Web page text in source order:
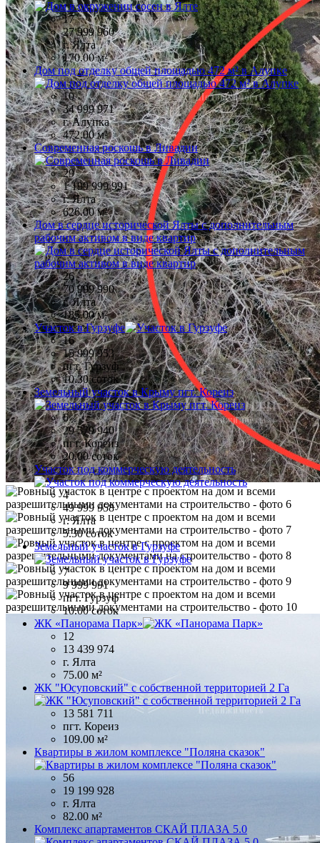
17
27 999 960
г. Ялта
170.00 м²
Дом под отделку общей площадью 472 м² в Алупке
10
34 999 971
г. Алупка
472.00 м²
Современная роскошь в Ливадии
29
1 199 999 991
г. Ялта
626.00 м²
Дом в сердце исторической Ялты с дополнительным
рабочим активом в виде квартир
26
70 999 990
г. Ялта
185.00 м²
Участок в Гурзуфе
16
15 999 953
пгт. Гурзуф
10.30 соток
Земельный участок в Крыму пгт. Кореиз
6
29 579 940
пгт. Кореиз
20.00 соток
Участок под коммерческую деятельность
4
49 999 958
г. Ялта
5.30 соток
Земельный участок в Гурзуфе
7
9 999 991
пгт. Гурзуф
10.00 соток
ЖК «Панорама Парк»
12
13 439 974
г. Ялта
75.00 м²
ЖК "Юсуповский" с собственной территорией 2 Га
13 581 711
пгт. Кореиз
109.00 м²
Квартиры в жилом комплексе "Поляна сказок"
56
19 199 928
г. Ялта
82.00 м²
Комплекс апартаментов СКАЙ ПЛАЗА 5.0